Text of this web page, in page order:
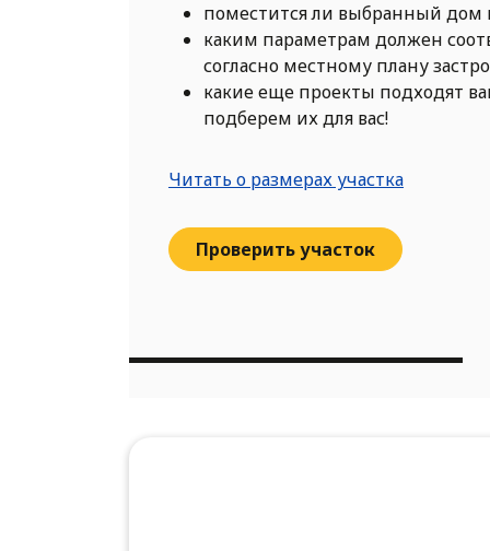
поместится ли выбранный дом
каким параметрам должен
согласно местному плану
какие еще проекты подходят
подберем их для вас!
Читать о размерах участка
Проверить участок